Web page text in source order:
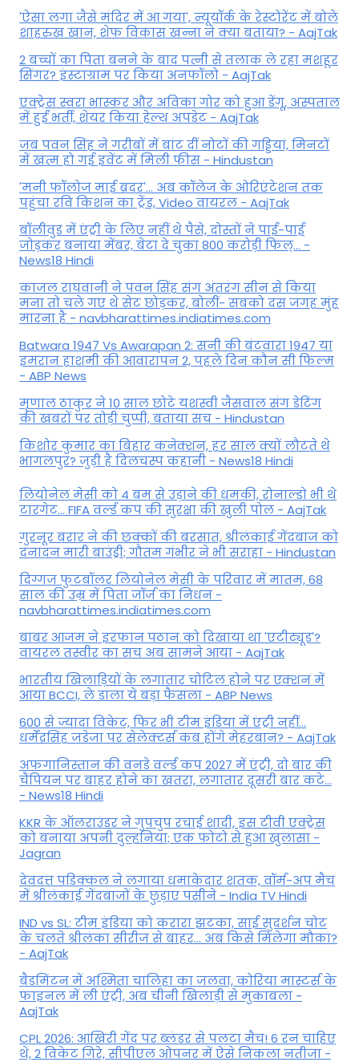
'ऐसा लगा जैसे मंदिर में आ गया', न्यूयॉर्क के रेस्टोरेंट में बोले
शाहरुख खान, शेफ विकास खन्ना ने क्या बताया? - AajTak
2 बच्चों का पिता बनने के बाद पत्नी से तलाक ले रहा मशहूर
सिंगर? इंस्टाग्राम पर किया अनफॉलो - AajTak
एक्ट्रेस स्वरा भास्कर और अविका गोर को हुआ डेंगू, अस्पताल
में हुईं भर्ती, शेयर किया हेल्थ अपडेट - AajTak
जब पवन सिंह ने गरीबों में बांट दीं नोटों की गड्डियां, मिनटों
में खत्म हो गई इवेंट में मिली फीस - Hindustan
'मनी फॉलोज माई ब्रदर'... अब कॉलेज के ओरिएंटेशन तक
पहुंचा रवि किशन का ट्रेंड, Video वायरल - AajTak
बॉलीवुड में एंट्री के लिए नहीं थे पैसे, दोस्तों ने पाई-पाई
जोड़कर बनाया मेंबर, बेटा दे चुका 800 करोड़ी फिल्... -
News18 Hindi
काजल राघवानी ने पवन सिंह संग अंतरंग सीन से किया
मना तो चले गए थे सेट छोड़कर, बोलीं- सबको दस जगह मुंह
मारना है - navbharattimes.indiatimes.com
Batwara 1947 Vs Awarapan 2: सनी की बंटवारा 1947 या
इमरान हाशमी की आवारापन 2, पहले दिन कौन सी फिल्म
- ABP News
मृणाल ठाकुर ने 10 साल छोटे यशस्वी जैसवाल संग डेटिंग
की खबरों पर तोड़ी चुप्पी, बताया सच - Hindustan
किशोर कुमार का बिहार कनेक्शन, हर साल क्यों लौटते थे
भागलपुर? जुड़ी है दिलचस्प कहानी - News18 Hindi
ल‍ियोनेल मेसी को 4 बम से उड़ाने की धमकी, रोनाल्डो भी थे
टारगेट... FIFA वर्ल्ड कप की सुरक्षा की खुली पोल - AajTak
गुरनूर बरार ने की छक्कों की बरसात, श्रीलंकाई गेंदबाज को
दनादन मारी बाउंड्री; गौतम गंभीर ने भी सराहा - Hindustan
दिग्गज फुटबॉलर लियोनेल मेसी के परिवार में मातम, 68
साल की उम्र में पिता जॉर्ज का निधन -
navbharattimes.indiatimes.com
बाबर आजम ने इरफान पठान को दिखाया था 'एटीट्यूड'?
वायरल तस्वीर का सच अब सामने आया - AajTak
भारतीय खिलाड़ियों के लगातार चोटिल होने पर एक्शन में
आया BCCI, ले डाला ये बड़ा फैसला - ABP News
600 से ज्यादा विकेट, फिर भी टीम इंडिया में एंट्री नहीं...
धर्मेंद्रसिंह जडेजा पर सेलेक्टर्स कब होंगे मेहरबान? - AajTak
अफगानिस्तान की वनडे वर्ल्ड कप 2027 में एंट्री, दो बार की
चैंपियन पर बाहर होने का खतरा, लगातार दूसरी बार कटे...
- News18 Hindi
KKR के ऑलराउंडर ने गुपचुप रचाई शादी, इस टीवी एक्ट्रेस
को बनाया अपनी दुल्हनिया; एक फोटो से हुआ खुलासा -
Jagran
देवदत्त पडिक्कल ने लगाया धमाकेदार शतक, वॉर्म-अप मैच
में श्रीलंकाई गेंदबाजों के छुड़ाए पसीने - India TV Hindi
IND vs SL: टीम इंड‍िया को करारा झटका, साई सुदर्शन चोट
के चलते श्रीलंका सीरीज से बाहर... अब किसे म‍िलेगा मौका?
- AajTak
बैडमिंटन में अश्मिता चालिहा का जलवा, कोरिया मास्टर्स के
फाइनल में ली एंट्री, अब चीनी खिलाड़ी से मुकाबला -
AajTak
CPL 2026: आखिरी गेंद पर ब्लंडर से पलटा मैच! 6 रन चाहिए
थे, 2 विकेट गिरे, सीपीएल ओपनर में ऐसे न‍िकला नतीजा -